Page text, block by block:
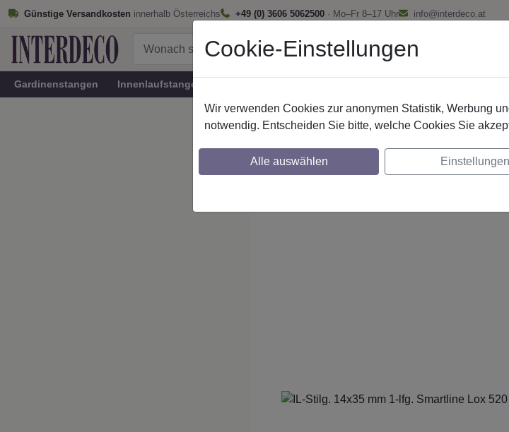
Günstige Versandkosten innerhalb Österreichs +49 (0) 3606 5062500 · Mo–Fr 8–17 Uhr info@interdeco.at
Gardinenstangen Innenlaufstangen
IL-Stilg. 14x35 mm 1-lfg.
Maßzuschnitt möglich
Cookie-Einstellungen
Wir verwenden Cookies zur anonymen Statistik, Werbung
notwendig. Entscheiden Sie bitte, welche Cookies Sie
Alle auswählen Einstellungen